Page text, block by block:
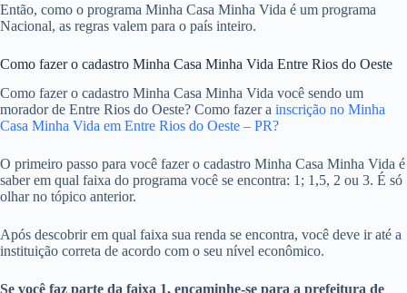
Então, como o programa Minha Casa Minha Vida é um programa
Nacional, as regras valem para o país inteiro.
Como fazer o cadastro Minha Casa Minha Vida Entre Rios do Oeste
Como fazer o cadastro Minha Casa Minha Vida você sendo um
morador de Entre Rios do Oeste? Como fazer a inscrição no Minha
Casa Minha Vida em Entre Rios do Oeste – PR?
O primeiro passo para você fazer o cadastro Minha Casa Minha Vida é
saber em qual faixa do programa você se encontra: 1; 1,5, 2 ou 3. É só
olhar no tópico anterior.
Após descobrir em qual faixa sua renda se encontra, você deve ir até a
instituição correta de acordo com o seu nível econômico.
Se você faz parte da faixa 1, encaminhe-se para a prefeitura de